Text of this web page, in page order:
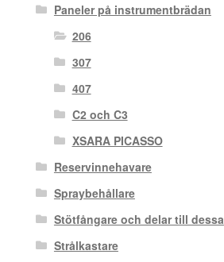
Paneler på instrumentbrädan
206
307
407
C2 och C3
XSARA PICASSO
Reservinnehavare
Spraybehållare
Stötfångare och delar till dessa
Strålkastare